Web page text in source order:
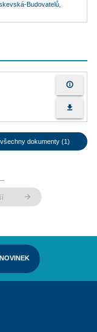
Budovatelů,
info_outline
file_download
dokumenty (1)
arrow_forward